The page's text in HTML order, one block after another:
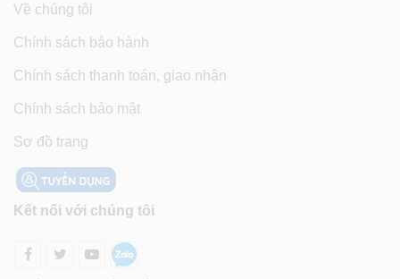
Về chúng tôi
Chính sách bảo hành
Chính sách thanh toán, giao nhận
Chính sách bảo mật
Sơ đồ trang
Kết nối với chúng tôi